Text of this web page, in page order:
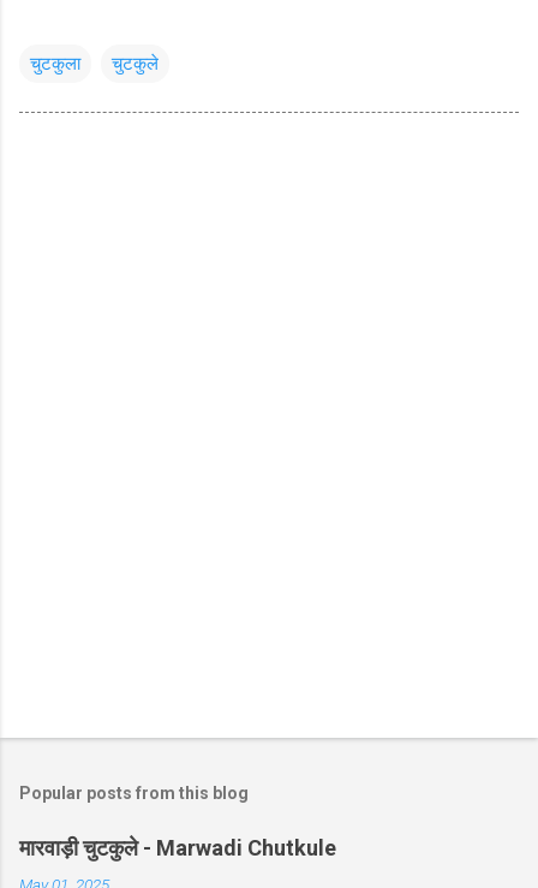
चुटकुला चुटकुले
Popular posts from this blog
मारवाड़ी चुटकुले - Marwadi Chutkule